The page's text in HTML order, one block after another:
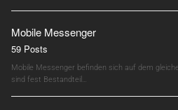
Mobile Messenger
59 Posts
Mobile Messenger befinden sich auf dem
sind fest Bestandteil…